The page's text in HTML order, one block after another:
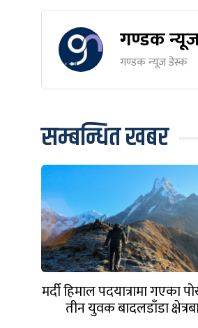
गण्डक
गण्डक न्यूज डेस्क
सम्बन्धित खबर
मर्दी हिमाल पदयात्रामा गएका
तीन युवक बादलडाँडा